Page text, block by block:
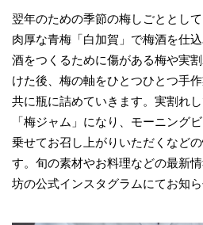
翌年のための季節の梅しごととし
肉厚な青梅「白加賀」で梅酒を仕
酒をつくるために傷がある梅や実
けた後、梅の軸をひとつひとつ手
共に瓶に詰めていきます。実割れ
「梅ジャム」になり、モーニング
乗せてお召し上がりいただくなど
す。旬の素材やお料理などの最新
坊の公式インスタグラムにてお知ら